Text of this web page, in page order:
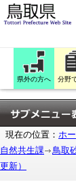
県外の方へ 分野
現在の位置： ホ
自然共生課
鳥取
更新）